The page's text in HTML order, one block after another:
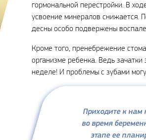
гормональной перестройки. В
усвоение минералов снижается.
десны особо подвержены
Кроме того, пренебрежение
организме ребенка. Ведь
неделе! И проблемы с зубами
Приходите к нам
во время
этапе ее